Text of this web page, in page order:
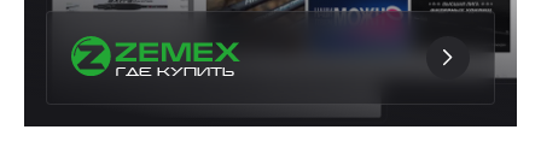
ГДЕ КУПИТЬ